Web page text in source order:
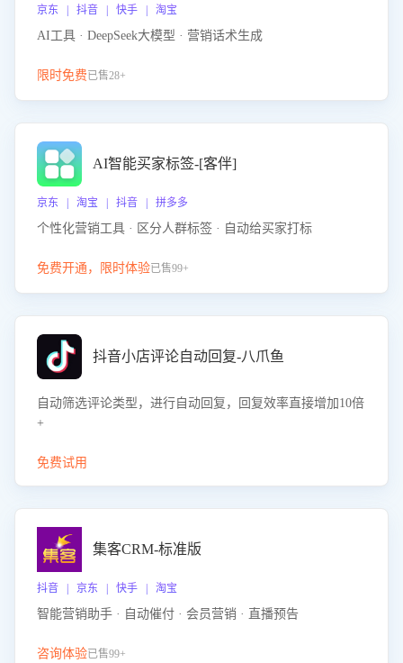
京东 | 抖音 | 快手 | 淘宝
AI工具 · DeepSeek大模型 · 营销话术生成
限时免费已售28+
AI智能买家标签-[客伴]
京东 | 淘宝 | 抖音 | 拼多多
个性化营销工具 · 区分人群标签 · 自动给买家打标
免费开通，限时体验已售99+
抖音小店评论自动回复-八爪鱼
自动筛选评论类型，进行自动回复，回复效率直接增加10倍
+
免费试用
集客CRM-标准版
抖音 | 京东 | 快手 | 淘宝
智能营销助手 · 自动催付 · 会员营销 · 直播预告
咨询体验已售99+